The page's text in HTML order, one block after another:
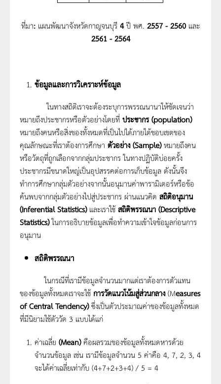
ที่มา: แผนพัฒนาจังหวัดกาญจนบุรี 4ปี พศ. 2557 - 2560 และ
2561 - 2564
ข้อมูลและการวิเคราะห์ข้อมูล
ในทางสถิติเราจะต้องระบุการพรรณนานาให้ชัดเจนว่า
หมายถึงประชากรหรือตัวอย่างโดยที่ ประชากร (population)
หมายถึงคนหรือสิ่งของทั้งหมดที่เป็นไปได้ภายใต้ขอบเขตของ
คุณลักษณะที่เราต้องการศึกษา ตัวอย่าง (Sample)หมายถึงคน
หรือวัตถุที่ถูกเลือกจากกลุ่มประชากร ในทางปฏิบัติบ่อยครั้ง
ประชากรมีขนาดใหญ่เป็นอุปสรรคต่อการเก็บข้อมูล ดังนั้นจึง
ทำการศึกษากลุ่มตัวอย่างจากนั้นอนุมานค่าพารามิเตอร์หรือข้อ
ค้นพบจากกลุ่มตัวอย่างไปสู่ประชากร ผ่านแนวคิด สถิติอนุมาน
(Inferential Statistics)และเราใช้สถิติพรรณนา (Descriptive
Statistics)ในการอธิบายข้อมูลเพื่อทำความเข้าใจข้อมูลก่อนการ
อนุมาน
สถิติพรรณนา
ในกรณีที่เรามีข้อมูลจำนวนมากแต่เราต้องการตัวแทน
ของข้อมูลทั้งหมดเราจะใช้การวัดแนวโน้มสู่ส่วนกลาง(Measures
of Central Tendency)ซึ่งเป็นตัวประมาณค่าของข้อมูลทั้งหมด
ที่มีนิยามใช้ตัววัด 3 แบบได้แก่
ค่าเฉลี่ย (Mean)คือผลรวมของข้อมูลทั้งหมดหารด้วย
จำนวนข้อมูล เช่น เรามีข้อมูลจำนวน 5 ค่าคือ 4, 7, 2, 3, 4
จะได้ค่าเฉลี่ยเท่ากับ (4+7+2+3+4) / 5 = 4